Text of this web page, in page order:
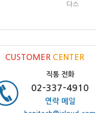
다스
CUSTOMER CENTER
직통 전화
02-337-4910
연락 메일